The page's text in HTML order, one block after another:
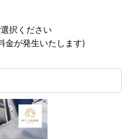
択ください
金が発生いたします)